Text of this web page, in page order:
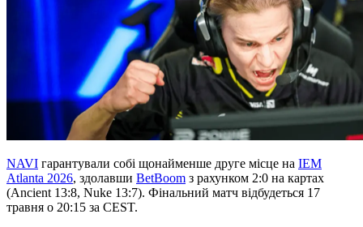
NAVI гарантували собі щонайменше друге місце на IEM
Atlanta 2026, здолавши BetBoom з рахунком 2:0 на картах
(Ancient 13:8, Nuke 13:7). Фінальний матч відбудеться 17
травня о 20:15 за CEST.